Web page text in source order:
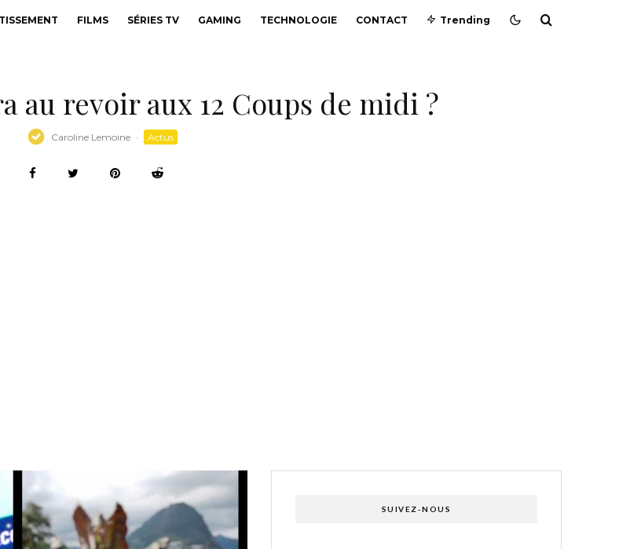
FILMS SÉRIES TV GAMING TECHNOLOGIE CONTACT Trending
au revoir aux 12 Coups de midi ?
Caroline Lemoine · Actus
SUIVEZ-NOUS